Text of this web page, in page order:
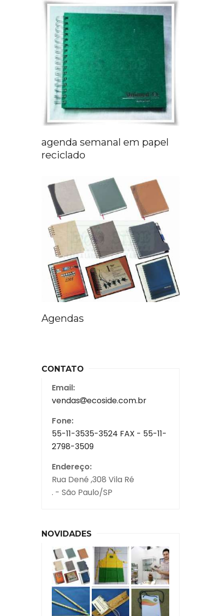
agenda semanal em papel
reciclado
Agendas
CONTATO
Email:
vendas
ecoside.com.br
Fone:
55-11-3535-3524 FAX - 55-11-
2798-3509
Endereço:
Rua Dené ,308 Vila Ré
. - São Paulo/SP
NOVIDADES